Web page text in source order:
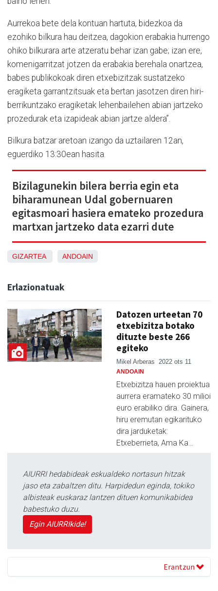
Aurrekoa bete dela kontuan hartuta, bidezkoa da
ezohiko bilkura hau deitzea, dagokion erabakia hurrengo
ohiko bilkurara arte atzeratu behar izan gabe; izan ere,
komenigarritzat jotzen da erabakia berehala onartzea,
babes publikokoak diren etxebizitzak sustatzeko
eragiketa garrantzitsuak eta bertan jasotzen diren hiri-
berrikuntzako eragiketak lehenbailehen abian jartzeko
prozedurak eta izapideak abian jartze aldera”.
Bilkura batzar aretoan izango da uztailaren 12an,
eguerdiko 13:30ean hasita.
Bizilagunekin bilera berria egin eta
biharamunean Udal gobernuaren
egitasmoari hasiera emateko prozedura
martxan jartzeko data ezarri dute
GIZARTEA ANDOAIN
Erlazionatuak
Datozen urteetan 70
etxebizitza botako
dituzte beste 266
egiteko
Mikel Arberas 2022 ots 11
ANDOAIN
Etxebizitza hauen proiektua
aurrera eramateko 30 milioi
euro erabiliko dira. Gainera,
hiru eremutan egikarituko
dira jarduketak:
Etxeberrieta, Ama Ka…
AIURRI hedabideak eskualdeko nortasun hitzak
jaso eta zabaltzen ditu. Harpidedun eginda, tokiko
albisteak euskaraz lantzen dituen komunikabidea
babestuko duzu.
Egin AIURRIkide!
Erantzun